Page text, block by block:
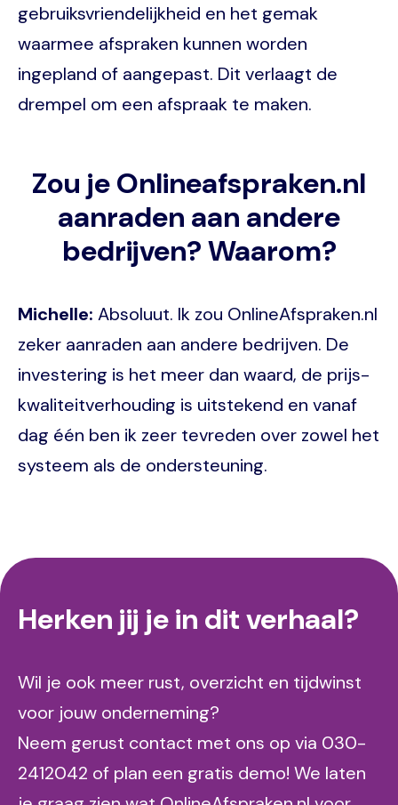
gebruiksvriendelijkheid en het gemak
waarmee afspraken kunnen worden
ingepland of aangepast. Dit verlaagt de
drempel om een afspraak te maken.
Zou je Onlineafspraken.nl
aanraden aan andere
bedrijven? Waarom?
Michelle: Absoluut. Ik zou OnlineAfspraken.nl
zeker aanraden aan andere bedrijven. De
investering is het meer dan waard, de prijs-
kwaliteitverhouding is uitstekend en vanaf
dag één ben ik zeer tevreden over zowel het
systeem als de ondersteuning.
Herken jij je in dit verhaal?
Wil je ook meer rust, overzicht en tijdwinst
voor jouw onderneming?
Neem gerust contact met ons op via 030-
2412042 of plan een gratis demo! We laten